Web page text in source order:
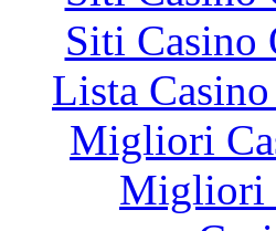
Siti Casino
Lista
Migliori
Migliori